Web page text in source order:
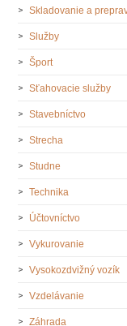
Skladovanie a
Služby
Šport
Sťahovacie služby
Stavebníctvo
Strecha
Studne
Technika
Účtovníctvo
Vykurovanie
Vysokozdvižný vozík
Vzdelávanie
Záhrada